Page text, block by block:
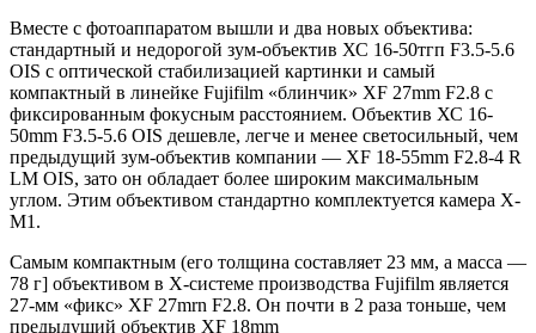
Вместе с фотоаппаратом вышли и два новых объектива:
стандартный и недорогой зум-объектив ХС 16-50тгп F3.5-5.6
OIS с оптической стабилизацией картинки и самый
компактный в линейке Fujifilm «блинчик» XF 27mm F2.8 с
фиксированным фокусным расстоянием. Объектив ХС 16-
50mm F3.5-5.6 OIS дешевле, легче и менее светосильный, чем
предыдущий зум-объектив компании — XF 18-55mm F2.8-4 R
LM OIS, зато он обладает более широким максимальным
углом. Этим объективом стандартно комплектуется камера Х-
М1.
Самым компактным (его толщина составляет 23 мм, а масса —
78 г] объективом в Х-системе производства Fujifilm является
27-мм «фикс» XF 27mrn F2.8. Он почти в 2 раза тоньше, чем
предыдущий объектив XF 18mm